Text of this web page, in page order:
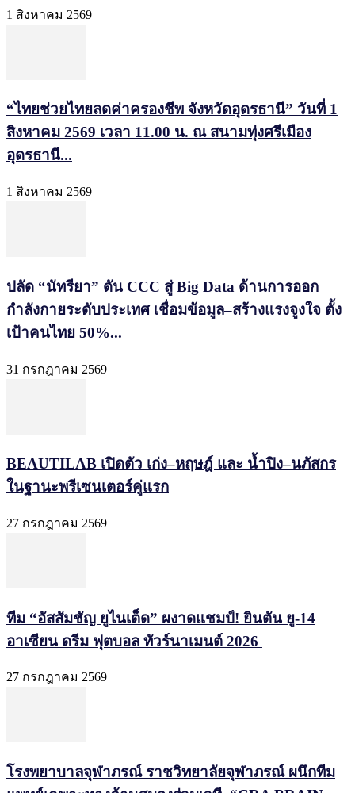
1 สิงหาคม 2569
“ไทยช่วยไทยลดค่าครองชีพ จังหวัดอุดรธานี” วันที่ 1
สิงหาคม 2569 เวลา 11.00 น. ณ สนามทุ่งศรีเมือง
อุดรธานี...
1 สิงหาคม 2569
ปลัด “นัทรียา” ดัน CCC สู่ Big Data ด้านการออก
กำลังกายระดับประเทศ เชื่อมข้อมูล–สร้างแรงจูงใจ ตั้ง
เป้าคนไทย 50%...
31 กรกฎาคม 2569
BEAUTILAB เปิดตัว เก่ง–หฤษฎ์ และ น้ำปิง–นภัสกร
ในฐานะพรีเซนเตอร์คู่แรก
27 กรกฎาคม 2569
ทีม “อัสสัมชัญ ยูไนเต็ด” ผงาดแชมป์! ยินตัน ยู-14
อาเซียน ดรีม ฟุตบอล ทัวร์นาเมนต์ 2026
27 กรกฎาคม 2569
โรงพยาบาลจุฬาภรณ์ ราชวิทยาลัยจุฬาภรณ์ ผนึกทีม